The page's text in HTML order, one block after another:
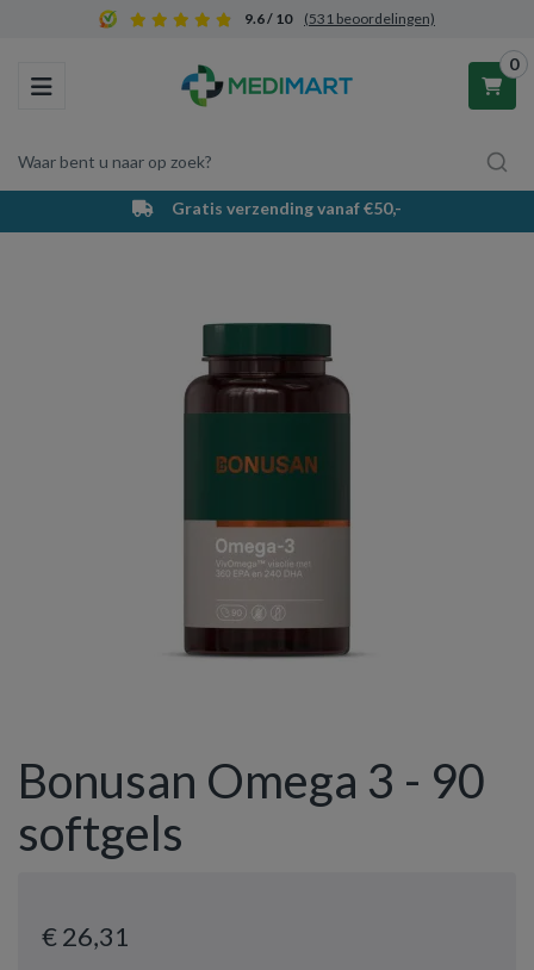
9.6 / 10 (531 beoordelingen)
Toggle navigation
Waar bent u naar op zoek?
0
Winkelwagen
Uw winkelwagen is leeg.
Vul hem met producten.
Gratis verzending vanaf €50,-
Bonusan Omega 3 - 90
softgels
€ 26,31